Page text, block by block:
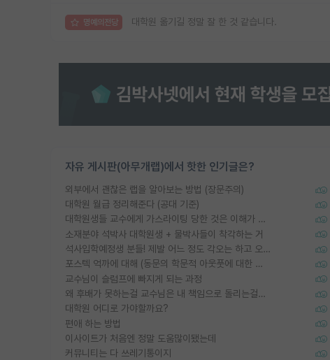
명예의전당 대학원 옮기길 정말 잘 한 것 같습니다.
자유 게시판(아무개랩)에서 핫한 인기글은?
외부에서 괜찮은 랩을 알아보는 방법 (장문주의)
대학원 월급 정리해준다 (공대 기준)
대학원생들 교수에게 가스라이팅 당한 것은 이해가 갑니다. 안타깝네요.
소재분야 석박사 대학원생 + 물박사들이 착각하는 거
석사입학예정생 분들! 제발 어느 정도 각오는 하고 오세요.
포스텍 억까에 대해 (동문의 학문적 아웃풋에 대한 반박)
교수님이 슬럼프에 빠지게 되는 과정
왜 후배가 못하는걸 교수님은 내 책임으로 돌리는걸까요?
대학원 어디로 가야할까요?
편애 하는 방법
이사이트가 처음엔 정말 도움많이됐는데
커뮤니티는 다 쓰레기통이지